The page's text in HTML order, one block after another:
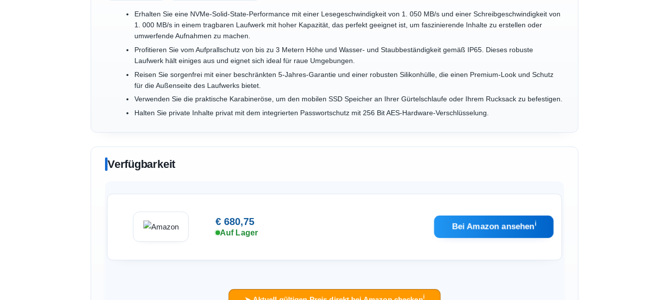
Erhalten Sie eine NVMe-Solid-State-Performance mit einer Lesegeschwindigkeit von 1. 050 MB/s und einer Schreibgeschwindigkeit von
1. 000 MB/s in einem tragbaren Laufwerk mit hoher Kapazität, das perfekt geeignet ist, um faszinierende Inhalte zu erstellen oder
umwerfende Aufnahmen zu machen.
Profitieren Sie vom Aufprallschutz von bis zu 3 Metern Höhe und Wasser- und Staubbeständigkeit gemäß IP65. Dieses robuste
Laufwerk hält einiges aus und eignet sich ideal für raue Umgebungen.
Reisen Sie sorgenfrei mit einer beschränkten 5-Jahres-Garantie und einer robusten Silikonhülle, die einen Premium-Look und Schutz
für die Außenseite des Laufwerks bietet.
Verwenden Sie die praktische Karabineröse, um den mobilen SSD Speicher an Ihrer Gürtelschlaufe oder Ihrem Rucksack zu befestigen.
Halten Sie private Inhalte privat mit dem integrierten Passwortschutz mit 256 Bit AES-Hardware-Verschlüsselung.
Verfügbarkeit
€ 680,75
Auf Lager
Bei Amazon ansehenℹ︎
ℹ︎